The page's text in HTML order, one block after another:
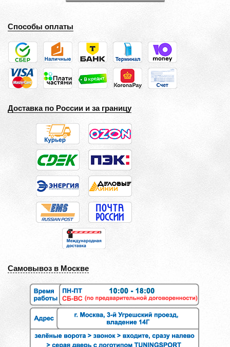
Способы оплаты
Доставка по России и за границу
Самовывоз в Москве